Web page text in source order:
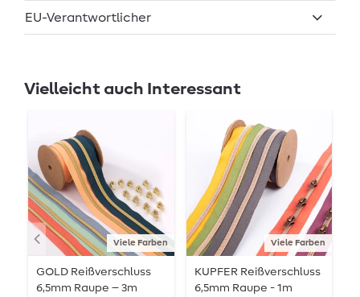
EU-Verantwortlicher
Vielleicht auch Interessant
Viele Farben
GOLD Reißverschluss
6,5mm Raupe – 3m
Viele Farben
KUPFER Reißverschluss
6,5mm Raupe - 1m